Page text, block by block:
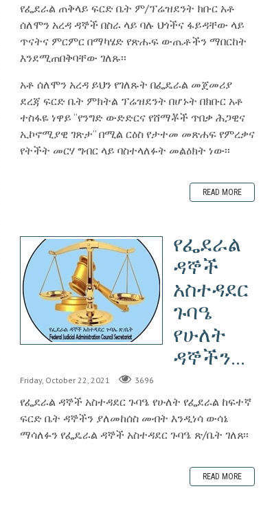
የፌደራል ጠቅላይ ፍርድ ቤት ም/ፕሬዝደንት ክቡር አቶ
ሰለሞን አረዳ ዳኞች በስራ ላይ ባሉ ህጎችና ፋይዳቸው ላይ
ጥናትና ምርምር በማካሄድ የጽሑፍ ውጤቶችን ማበርከት
እንደሚጠበቅባቸው ገለጹ፡፡
አቶ ሰለሞን አረዳ ይህን የገለጹት በፌዴራል መጀመሪያ
ደረጃ ፍርድ ቤት ምክትል ፕሬዝደንት በሆኑት በክቡር አቶ
ተስፋዬ ነዋይ “የንግድ ውድድርና የሸማቾች ጥበቃ ሕጋዊና
ኢኮኖሚያዊ ገጽታ” በሚል ርዕስ የታተመ መጽሐፍ የምረቃና
የትችት መርሃ ግብር ላይ ባስተላለፉት መልዕክት ነው፡፡
READ MORE
የፌደራል
ዳኞች
አስተዳደር
ጉባዔ
የሁለት
ዳኞችን...
Friday, October 22, 2021 3696
የፌደራል ዳኞች አስተዳደር ጉባዔ የሁለት የፌደራል ከፍተኛ
ፍርድ ቤት ዳኞችን ያለመከሰስ መብት እንዲነሳ ውሳኔ
ማሳለፉን የፌዴራል ዳኞች አስተዳደር ጉባዔ ጽ/ቤት ገለጸ፡፡
READ MORE